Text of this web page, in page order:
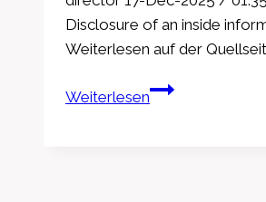
Disclosure of an inside
Weiterlesen auf der
WeiterlesenEQS-